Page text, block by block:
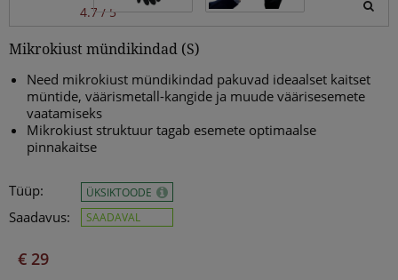
4.7 / 5
Mikrokiust mündikindad (S)
Need mikrokiust mündikindad pakuvad ideaalset kaitset
müntide, väärismetall-kangide ja muude väärisesemete
vaatamiseks
Mikrokiust struktuur tagab esemete optimaalse
pinnakaitse
Tüüp:
Saadavus:
ÜKSIKTOODE
SAADAVAL
€ 29